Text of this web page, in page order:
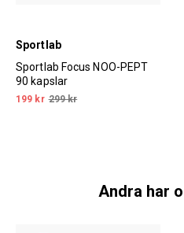
Sportlab
Sportlab Focus NOO-PEPT
90 kapslar
199 kr 299 kr
Andra har